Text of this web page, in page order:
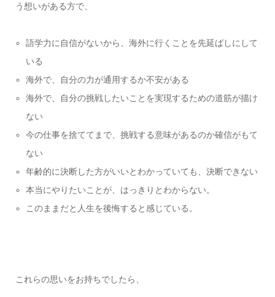
う想いがある方で、
語学力に自信がないから、海外に行くことを先延ばしにして
いる
海外で、自分の力が通用するか不安がある
海外で、自分の挑戦したいことを実現するための道筋が描け
ない
今の仕事を捨ててまで、挑戦する意味があるのか確信がもて
ない
年齢的に決断した方がいいとわかっていても、決断できない
本当にやりたいことが、はっきりとわからない。
このままだと人生を後悔すると感じている。
これらの思いをお持ちでしたら、